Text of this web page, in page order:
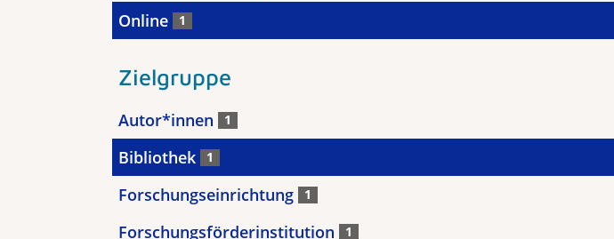
Online 1
Zielgruppe
Autor*innen 1
Bibliothek 1
Forschungseinrichtung 1
Forschungsförderinstitution 1